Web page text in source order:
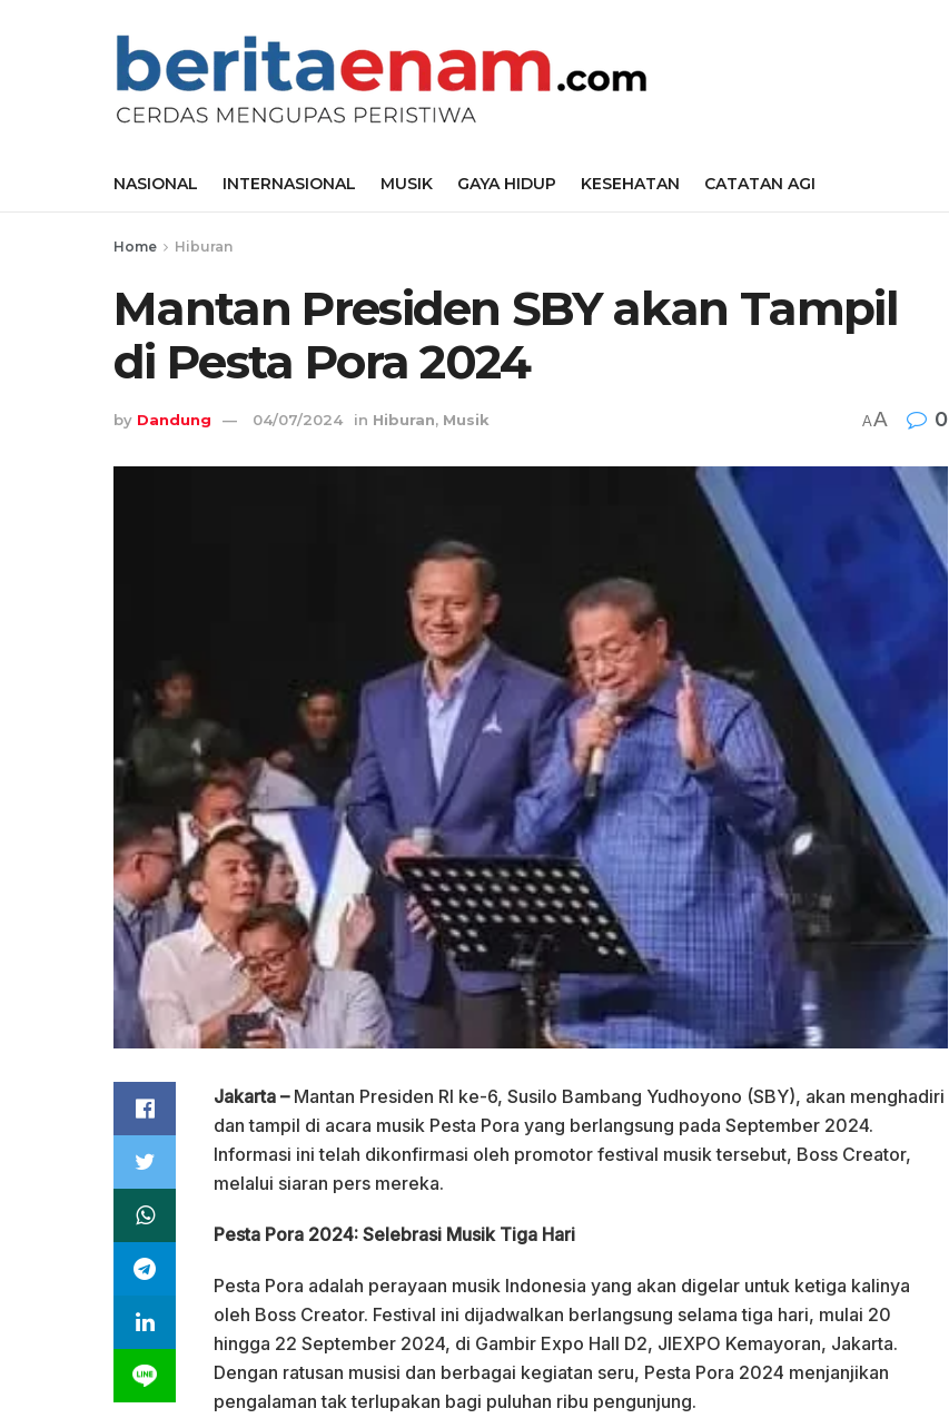
NASIONAL INTERNASIONAL MUSIK GAYA HIDUP KESEHATAN CATATAN AGI
Home Hiburan
Mantan Presiden SBY akan Tampil
di Pesta Pora 2024
by Dandung 04/07/2024 in Hiburan, Musik AA 0
Jakarta –Mantan Presiden RI ke-6, Susilo Bambang Yudhoyono (SBY), akan menghadiri
dan tampil di acara musik Pesta Pora yang berlangsung pada September 2024.
Informasi ini telah dikonfirmasi oleh promotor festival musik tersebut, Boss Creator,
melalui siaran pers mereka.
Pesta Pora 2024: Selebrasi Musik Tiga Hari
Pesta Pora adalah perayaan musik Indonesia yang akan digelar untuk ketiga kalinya
oleh Boss Creator. Festival ini dijadwalkan berlangsung selama tiga hari, mulai 20
hingga 22 September 2024, di Gambir Expo Hall D2, JIEXPO Kemayoran, Jakarta.
Dengan ratusan musisi dan berbagai kegiatan seru, Pesta Pora 2024 menjanjikan
pengalaman tak terlupakan bagi puluhan ribu pengunjung.